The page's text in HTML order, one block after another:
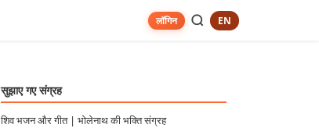
लॉगिन EN
सुझाए गए संग्रह
शिव भजन और गीत | भोलेनाथ की भक्ति संग्रह